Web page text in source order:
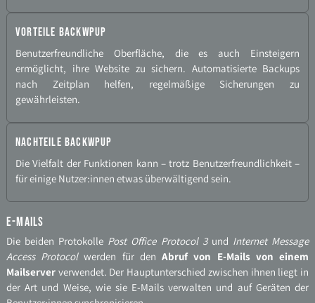
Vorteile BackWPup
Benutzerfreundliche Oberfläche, die es auch Einsteigern
ermöglicht, ihre Website zu sichern. Automatisierte Backups
nach Zeitplan helfen, regelmäßige Sicherungen zu
gewährleisten.
Nachteile BackWPup
Die Vielfalt der Funktionen kann – trotz Benutzerfreundlichkeit –
für einige Nutzer:innen etwas überwältigend sein.
E-​Mails
Die beiden Protokolle Post Office Protocol 3und Internet Message
Access Protocolwerden für denAbruf von E-​Mails von einem
Mailserver verwendet. Der Hauptunterschied zwischen ihnen liegt in
der Art und Weise, wie sie E-​Mails verwalten und auf Geräten der